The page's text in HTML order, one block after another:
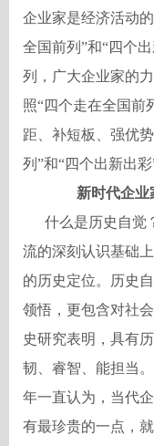
企业家是经济活动
全国前列”和“四个
列，广大企业家的
照“四个走在全国前
距、补短板、强优
列”和“四个出新出
新时代企
什么是历史自觉
流的深刻认识基础
的历史定位。历史
领悟，更包含对社
史研究表明，具有
韧、睿智、能担当
年一直认为，当代
有最珍贵的一点，